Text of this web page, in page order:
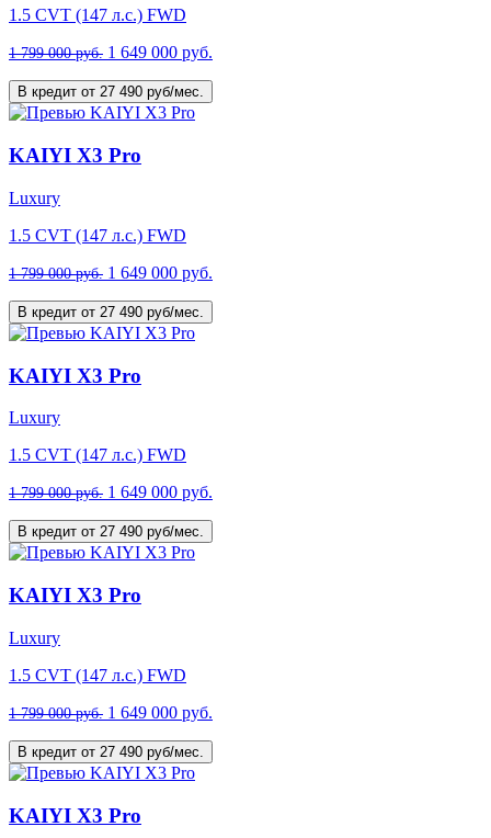
1.5 CVT (147 л.с.) FWD
1 799 000 руб. 1 649 000 руб.
В кредит от 27 490 руб/мес.
KAIYI X3 Pro
Luxury
1.5 CVT (147 л.с.) FWD
1 799 000 руб. 1 649 000 руб.
В кредит от 27 490 руб/мес.
KAIYI X3 Pro
Luxury
1.5 CVT (147 л.с.) FWD
1 799 000 руб. 1 649 000 руб.
В кредит от 27 490 руб/мес.
KAIYI X3 Pro
Luxury
1.5 CVT (147 л.с.) FWD
1 799 000 руб. 1 649 000 руб.
В кредит от 27 490 руб/мес.
KAIYI X3 Pro